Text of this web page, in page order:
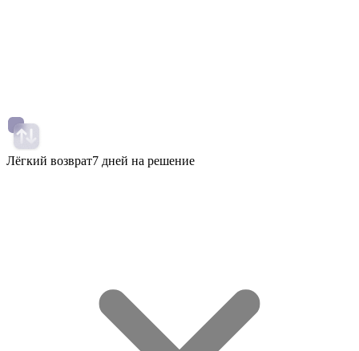
Лёгкий возврат7 дней на решение